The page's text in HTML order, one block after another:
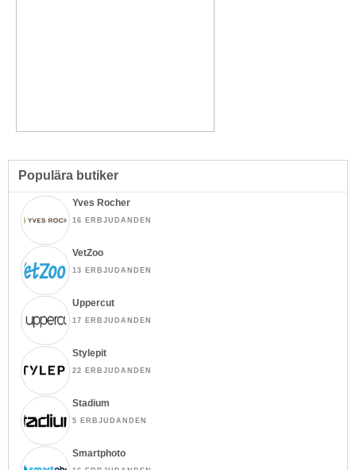
Populära butiker
Yves Rocher
16 ERBJUDANDEN
VetZoo
13 ERBJUDANDEN
Uppercut
17 ERBJUDANDEN
Stylepit
22 ERBJUDANDEN
Stadium
5 ERBJUDANDEN
Smartphoto